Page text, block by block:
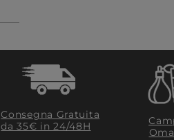
Consegna Gratuita
da 35€​ in 24/48H